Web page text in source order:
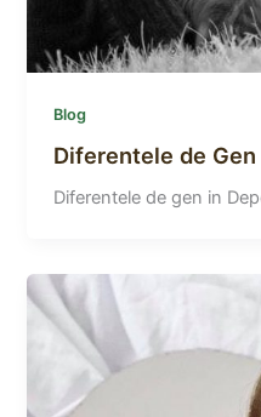
Blog
Diferentele de
Diferentele de gen in